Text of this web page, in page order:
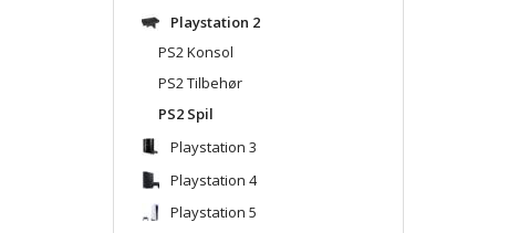
Playstation 2
PS2 Konsol
PS2 Tilbehør
PS2 Spil
Playstation 3
Playstation 4
Playstation 5